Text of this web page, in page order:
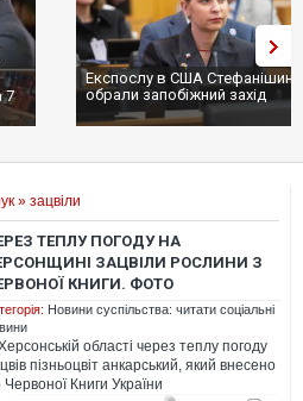
7
Експослу в США
обрали запобіжний захід
» зацвіли
ТЕПЛУ ПОГОДУ НА
ЗАЦВІЛИ РОСЛИНИ З
КНИГИ. ФОТО
Новини суспільства: читати соціальні
області через теплу погоду
пізньоцвіт анкарський, який внесено
Червоної Книги України